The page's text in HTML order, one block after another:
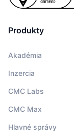
Produkty
Akadémia
Inzercia
CMC Labs
CMC Max
Hlavné správy